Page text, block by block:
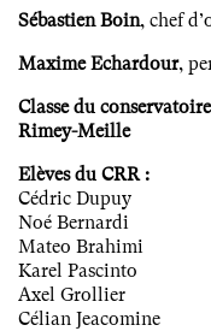
Sébastien Boin, chef
Maxime Echardour,
Classe du
Rimey-Meille
Elèves du CRR :
Cédric Dupuy
Noé Bernardi
Mateo Brahimi
Karel Pascinto
Axel Grollier
Célian Jeacomine